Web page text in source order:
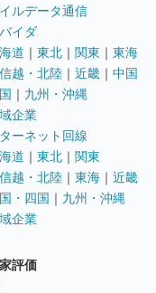
ルデータ通信
イダ
道 ｜ 東北 ｜ 関東 ｜ 東海
越・北陸 ｜ 近畿 ｜ 中国
｜ 九州・沖縄
企業
ーネット回線
道 ｜ 東北 ｜ 関東
越・北陸 ｜ 東海 ｜ 近畿
・四国 ｜ 九州・沖縄
企業
評価